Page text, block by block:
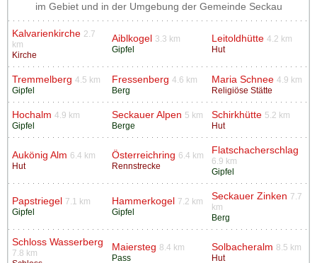
im Gebiet und in der Umgebung der Gemeinde Seckau
Kalvarienkirche 2.7
km
Kirche
Aiblkogel
3.3 km
Gipfel
Leitoldhütte 4.2 km
Hut
Tremmelberg 4.5 km
Gipfel
Fressenberg 4.6 km
Berg
Maria Schnee 4.9 km
Religiöse Stätte
Hochalm 4.9 km
Gipfel
Seckauer Alpen 5 km
Berge
Schirkhütte 5.2 km
Hut
Aukönig Alm 6.4 km
Hut
Österreichring 6.4 km
Rennstrecke
Flatschacherschlag
6.9 km
Gipfel
Papstriegel
7.1 km
Gipfel
Hammerkogel
7.2 km
Gipfel
Seckauer Zinken 7.7
km
Berg
Schloss Wasserberg
7.8 km
Maiersteg 8.4 km
Pass
Solbacheralm 8.5 km
Hut